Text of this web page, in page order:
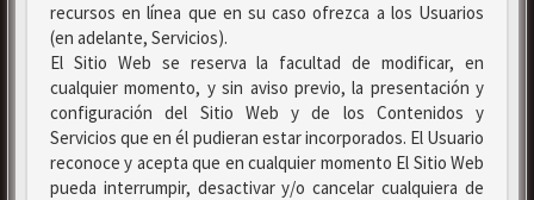
recursos en línea que en su caso ofrezca a los Usuarios
(en adelante, Servicios).
El Sitio Web se reserva la facultad de modificar, en
cualquier momento, y sin aviso previo, la presentación y
configuración del Sitio Web y de los Contenidos y
Servicios que en él pudieran estar incorporados. El Usuario
reconoce y acepta que en cualquier momento El Sitio Web
pueda interrumpir, desactivar y/o cancelar cualquiera de